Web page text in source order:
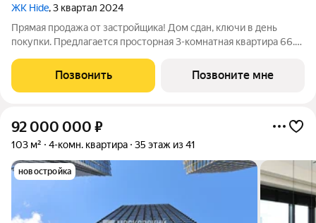
ЖК Hide, 3 квартал 2024
Прямая продажа от застройщика! Дом сдан, ключи в день
покупки. Предлагается просторная 3-комнатная квартира 66.1
небоскребе премиум-класса от Dominanta и MR. ТОП-ВИДЫ
НА 360: Воробьевы горы,
Позвонить Позвоните мне
92 000 000 ₽
103 м² 4-комн. квартира 35 этаж из 41
новостройка